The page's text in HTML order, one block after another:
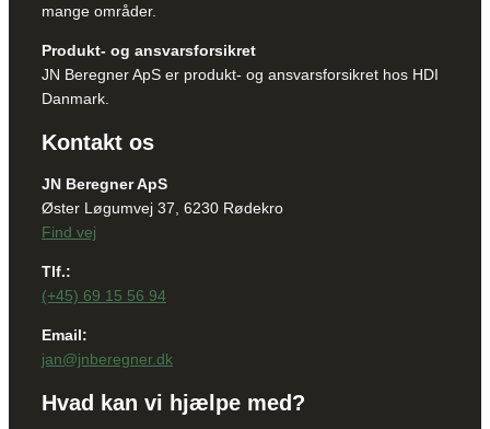
mange områder.
Produkt- og ansvarsforsikret
JN Beregner ApS er produkt- og ansvarsforsikret hos HDI
Danmark.
Kontakt os
JN Beregner ApS
Øster Løgumvej 37, 6230 Rødekro
Find vej
Tlf.:
(+45) 69 15 56 94
Email:
jan@jnberegner.dk
Hvad kan vi hjælpe med?